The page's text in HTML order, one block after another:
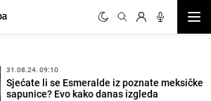
31.08.24. 09:10
Sjećate li se Esmeralde iz poznate meksičke
sapunice? Evo kako danas izgleda